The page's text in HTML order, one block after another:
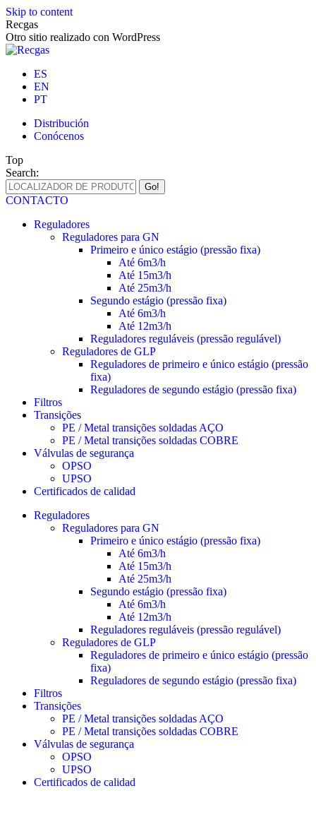
Skip to content
Recgas
Otro sitio realizado con WordPress
ES
EN
PT
Distribución
Conócenos
Top
Search:
CONTACTO
Reguladores
Reguladores para GN
Primeiro e único estágio (pressão fixa)
Até 6m3/h
Até 15m3/h
Até 25m3/h
Segundo estágio (pressão fixa)
Até 6m3/h
Até 12m3/h
Reguladores reguláveis (pressão regulável)
Reguladores de GLP
Reguladores de primeiro e único estágio (pressão
fixa)
Reguladores de segundo estágio (pressão fixa)
Filtros
Transições
PE / Metal transições soldadas AÇO
PE / Metal transições soldadas COBRE
Válvulas de segurança
OPSO
UPSO
Certificados de calidad
Reguladores
Reguladores para GN
Primeiro e único estágio (pressão fixa)
Até 6m3/h
Até 15m3/h
Até 25m3/h
Segundo estágio (pressão fixa)
Até 6m3/h
Até 12m3/h
Reguladores reguláveis (pressão regulável)
Reguladores de GLP
Reguladores de primeiro e único estágio (pressão
fixa)
Reguladores de segundo estágio (pressão fixa)
Filtros
Transições
PE / Metal transições soldadas AÇO
PE / Metal transições soldadas COBRE
Válvulas de segurança
OPSO
UPSO
Certificados de calidad